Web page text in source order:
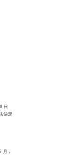
日
決定
月，